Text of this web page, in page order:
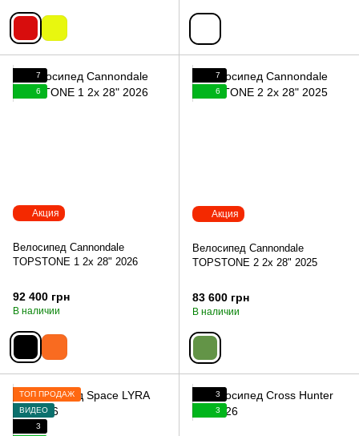
Акция
7
6
Велосипед Cannondale
TOPSTONE 1 2x 28" 2026
92 400 грн
В наличии
Акция
7
6
Велосипед Cannondale
TOPSTONE 2 2x 28" 2025
83 600 грн
В наличии
ТОП ПРОДАЖ
ВИДЕО
3
3
3